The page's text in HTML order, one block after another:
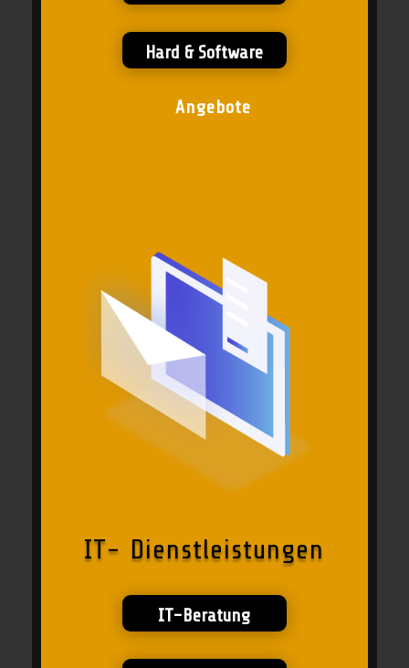
Hard & Software
Angebote
IT- Dienstleistungen
IT-Beratung